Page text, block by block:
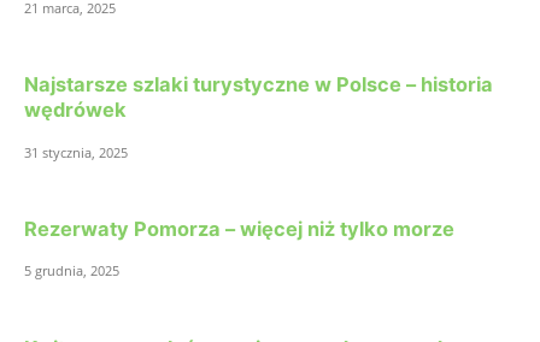
21 marca, 2025
Najstarsze szlaki turystyczne w Polsce – historia
wędrówek
31 stycznia, 2025
Rezerwaty Pomorza – więcej niż tylko morze
5 grudnia, 2025